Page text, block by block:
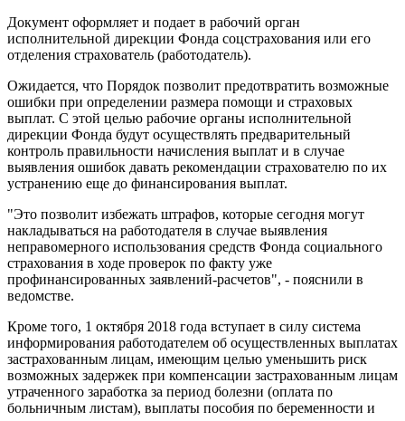
Документ оформляет и подает в рабочий орган
исполнительной дирекции Фонда соцстрахования или его
отделения страхователь (работодатель).
Ожидается, что Порядок позволит предотвратить возможные
ошибки при определении размера помощи и страховых
выплат. С этой целью рабочие органы исполнительной
дирекции Фонда будут осуществлять предварительный
контроль правильности начисления выплат и в случае
выявления ошибок давать рекомендации страхователю по их
устранению еще до финансирования выплат.
"Это позволит избежать штрафов, которые сегодня могут
накладываться на работодателя в случае выявления
неправомерного использования средств Фонда социального
страхования в ходе проверок по факту уже
профинансированных заявлений-расчетов", - пояснили в
ведомстве.
Кроме того, 1 октября 2018 года вступает в силу система
информирования работодателем об осуществленных выплатах
застрахованным лицам, имеющим целью уменьшить риск
возможных задержек при компенсации застрахованным лицам
утраченного заработка за период болезни (оплата по
больничным листам), выплаты пособия по беременности и